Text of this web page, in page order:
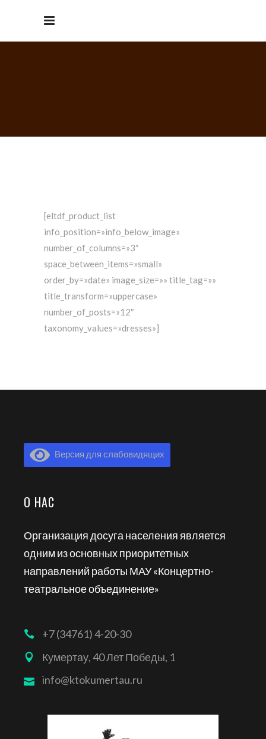
[eltdf_product_list
info_position=»info_below_image»
number_of_columns=»3″
space_between_items=»small»
order_by=»date» image_size=»» title_tag=»»
title_transform=»uppercase»
number_of_posts=»12″
taxonomy_values=»dresses»]
Версия для слабовидящих
О НАС
Организация досуга населения является
одним из основных приоритетных
направлений работы МАУ «Концертно-
театральное объединение»
+7 (34761) 4-20-30
Кумертау, 40 Лет Победы, 1
info@ktokumertau.ru